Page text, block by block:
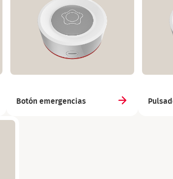
Botón emergencias